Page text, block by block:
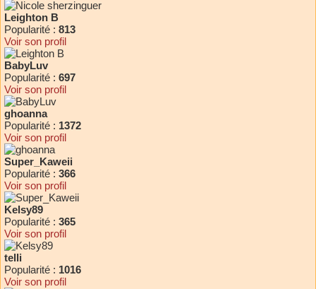
Leighton B
Popularité : 813
Voir son profil
BabyLuv
Popularité : 697
Voir son profil
ghoanna
Popularité : 1372
Voir son profil
Super_Kaweii
Popularité : 366
Voir son profil
Kelsy89
Popularité : 365
Voir son profil
telli
Popularité : 1016
Voir son profil